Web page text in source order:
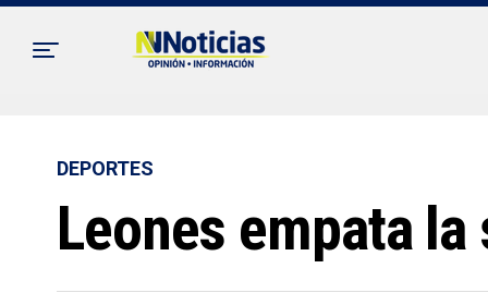
DEPORTES
Leones empata la